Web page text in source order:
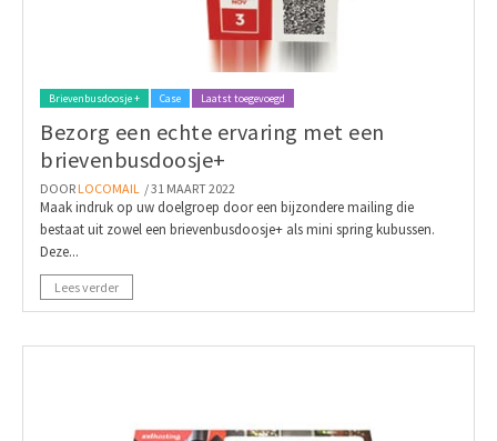
Brievenbusdoosje + Case Laatst toegevoegd
Bezorg een echte ervaring met een
brievenbusdoosje+
DOOR LOCOMAIL / 31 MAART 2022
Maak indruk op uw doelgroep door een bijzondere mailing die
bestaat uit zowel een brievenbusdoosje+ als mini spring kubussen.
Deze...
Lees verder